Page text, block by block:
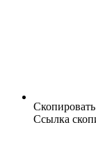
Ссылка